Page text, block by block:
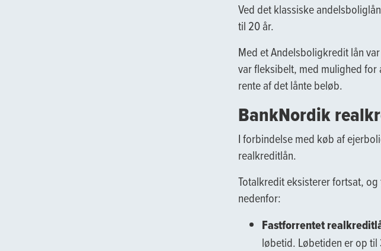
Ved det klassiske
til 20 år.
Med et Andelsboligkredit lån
var fleksibelt, med mulighed
rente af det lånte beløb.
BankNordik
I forbindelse med køb af
realkreditlån.
Totalkredit eksisterer fortsat,
nedenfor:
Fastforrentet
løbetid. Løbetiden er op